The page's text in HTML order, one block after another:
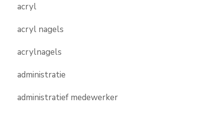
acryl
acryl nagels
acrylnagels
administratie
administratief medewerker